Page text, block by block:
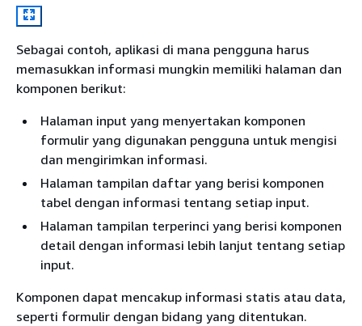
Sebagai contoh, aplikasi di mana pengguna harus
memasukkan informasi mungkin memiliki halaman dan
komponen berikut:
Halaman input yang menyertakan komponen
formulir yang digunakan pengguna untuk mengisi
dan mengirimkan informasi.
Halaman tampilan daftar yang berisi komponen
tabel dengan informasi tentang setiap input.
Halaman tampilan terperinci yang berisi komponen
detail dengan informasi lebih lanjut tentang setiap
input.
Komponen dapat mencakup informasi statis atau data,
seperti formulir dengan bidang yang ditentukan.